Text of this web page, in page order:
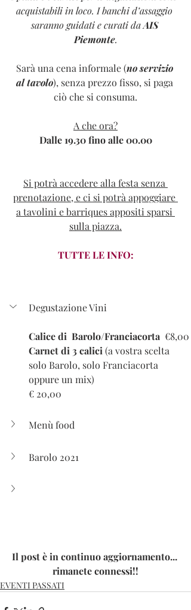
acquistabili in loco. I banchi d’assaggio
saranno guidati e curati da AIS
Piemonte.
Sarà una cena informale (no servizio
al tavolo), senza prezzo fisso, si paga
ciò che si consuma.
A che ora?
Dalle 19.30 fino alle 00.00
Si potrà accedere alla festa senza
prenotazione, e ci si potrà appoggiare
a tavolini e barriques appositi sparsi
sulla piazza.
TUTTE LE INFO:
Degustazione Vini
Calice di  Barolo/Franciacorta
  €8,00
Carnet di 3 calici (a vostra scelta
solo Barolo, solo Franciacorta
oppure un mix)
€ 20,00
Menù food
Barolo 2021
Il post è in continuo aggiornamento...
rimanete connessi!!
EVENTI PASSATI